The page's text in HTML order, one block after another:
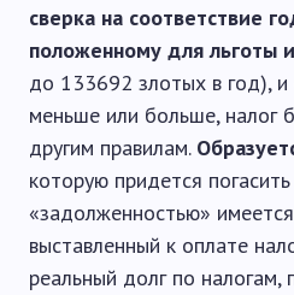
сверка на соответствие
положенному для льготы
до 133692 злотых в год),
меньше или больше, налог
другим правилам.
которую придется
«задолженностью»
выставленный к оплате
реальный долг по налогам,